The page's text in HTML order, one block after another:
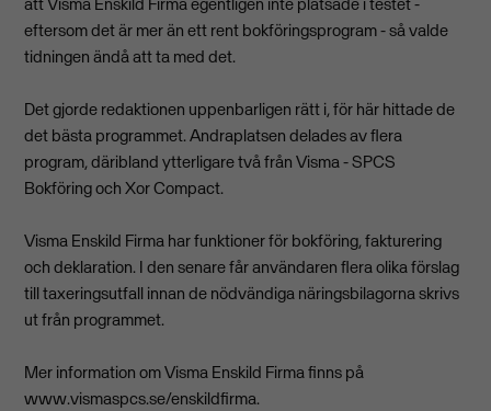
eftersom det är mer än ett rent bokföringsprogram - så valde
tidningen ändå att ta med det.
Det gjorde redaktionen uppenbarligen rätt i, för här hittade de
det bästa programmet. Andraplatsen delades av flera
program, däribland ytterligare två från Visma - SPCS
Bokföring och Xor Compact.
Visma Enskild Firma har funktioner för bokföring, fakturering
och deklaration. I den senare får användaren flera olika förslag
till taxeringsutfall innan de nödvändiga näringsbilagorna skrivs
ut från programmet.
Mer information om Visma Enskild Firma finns på
www.vismaspcs.se/enskildfirma.